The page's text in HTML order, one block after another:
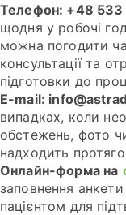
Телефон: +48 533
щодня у робочі
можна погодити
консультації та
підготовки до
E-mail:
випадках, коли
обстежень, фото
надходить
Онлайн-форма на
заповнення анкети
пацієнтом для